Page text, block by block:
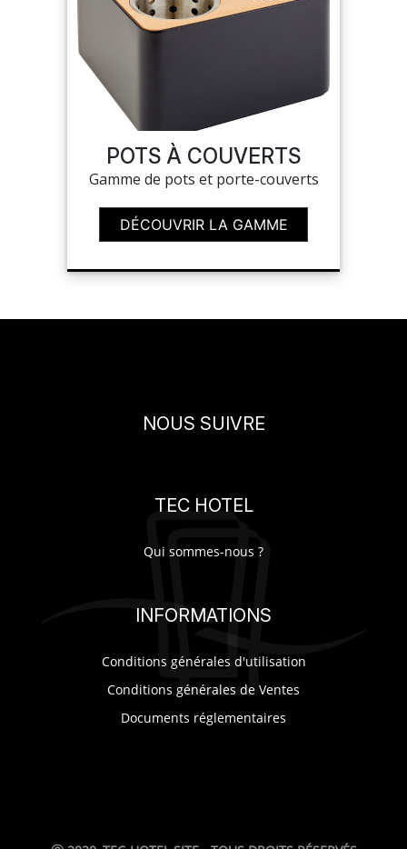
PORTAIL
SUR-MESURE
POTS À COUVERTS
Gamme de pots et porte-couverts
DÉCOUVRIR LA GAMME
NOUS SUIVRE
TEC HOTEL
Qui sommes-nous ?
INFORMATIONS
Conditions générales d'utilisation
Conditions générales de Ventes
Documents réglementaires